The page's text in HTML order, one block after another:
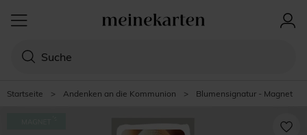
Startseite > Andenken an die Kommunion > Blumensignatur - Magnet